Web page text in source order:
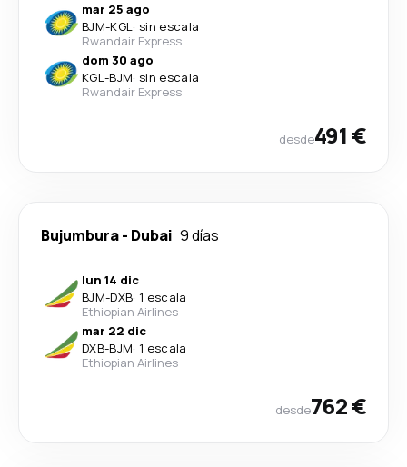
mar 25 ago
BJM-KGL· sin escala
Rwandair Express
dom 30 ago
KGL-BJM· sin escala
Rwandair Express
desde491 €
Bujumbura- Dubai 9 días
lun 14 dic
BJM-DXB· 1 escala
Ethiopian Airlines
mar 22 dic
DXB-BJM· 1 escala
Ethiopian Airlines
desde762 €